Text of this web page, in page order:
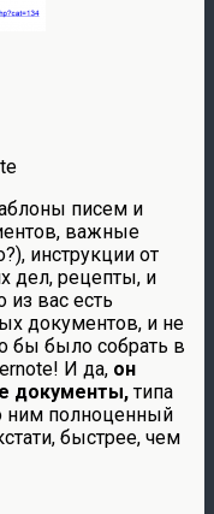
писем и
важные
инструкции от
дел, рецепты, и
вас есть
документов, и не
бы было собрать в
И да, он
документы,типа
ним полноценный
быстрее, чем